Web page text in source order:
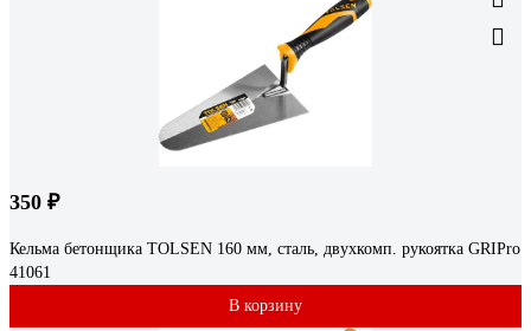
350 ₽
Кельма бетонщика TOLSEN 160 мм, сталь, двухкомп. рукоятка GRIPro
41061
В корзину